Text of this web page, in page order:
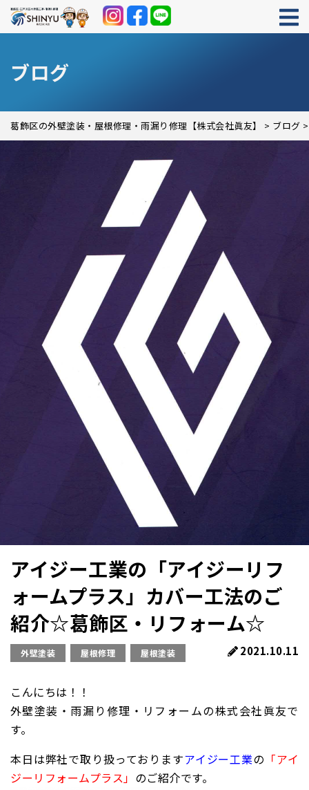
ブログ
葛飾区の外壁塗装・屋根修理・雨漏り修理【株式会社眞友】 > ブログ
アイジー工業の「アイジーリフ
ォームプラス」カバー工法のご
紹介☆葛飾区・リフォーム☆
外壁塗装 屋根修理 屋根塗装 2021.10.11
こんにちは！！
外壁塗装・雨漏り修理・リフォームの株式会社眞友で
す。
本日は弊社で取り扱っておりますアイジー工業の 「アイ
ジーリフォームプラス」 のご紹介です。